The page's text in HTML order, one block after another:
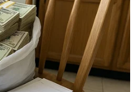
Hà
23:24